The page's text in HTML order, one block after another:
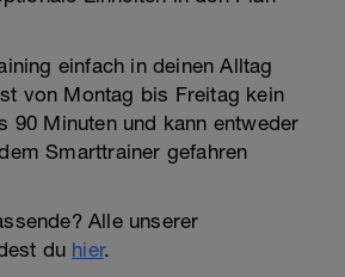
einfach in deinen Alltag
von Montag bis Freitag kein
90 Minuten und kann entweder
Smarttrainer gefahren
Alle unserer
du hier.